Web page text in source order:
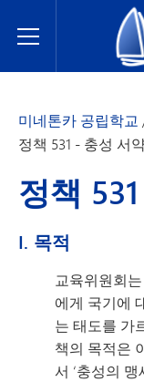
Toggle Menu
미네토카 공
미네톤카 공립학교
정책 531 - 충성 서
정책
I. 목적
교육위원회
에게 국기에
는 태도를 가
책의 목적은
서 ‘충성의